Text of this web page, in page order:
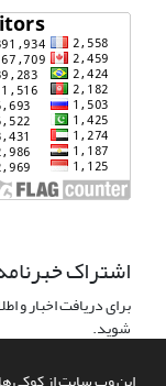
اشتراک
برای دریافت اخبار و
شوید.